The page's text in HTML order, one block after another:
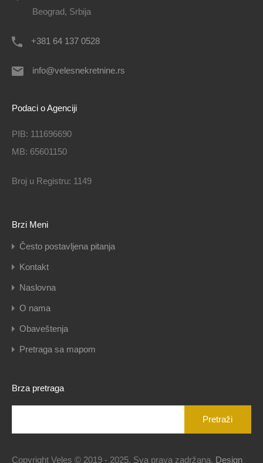
Beograd, Srbija
+381 64 137 0528
info@velesnekretnine.rs
Podaci o Agenciji
PIB: 111696690
MB: 65601150
Broj u Registru: 1149
Brzi Meni
Često postavljena pitanja
Kontakt
Naslovna
O nama
Obaveštenja
Pretraga sa mapom
Brza pretraga
Copyright Veles © 2019 - 2025. Sva prava zadržana. Design